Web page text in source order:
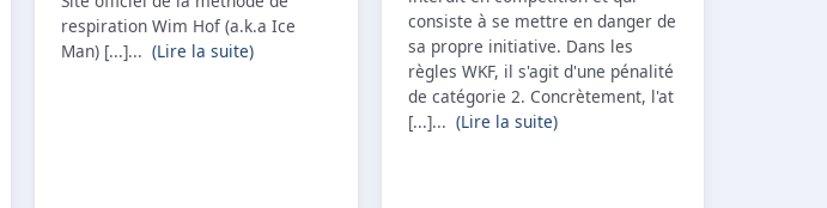
respiration Wim Hof (a.k.a Ice
Man) [...]... (Lire la suite)
consiste à se mettre en danger de
sa propre initiative. Dans les
règles WKF, il s'agit d'une pénalité
de catégorie 2. Concrètement, l'at
[...]... (Lire la suite)